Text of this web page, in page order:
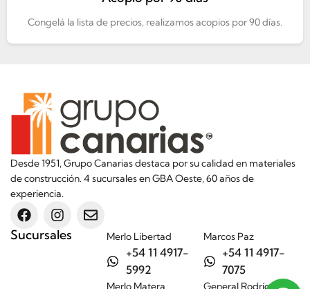
Congelá la lista de precios, realizamos acopios por 90 días.
Desde 1951, Grupo Canarias destaca por su calidad en materiales
de construcción. 4 sucursales en GBA Oeste, 60 años de
experiencia.
Sucursales Merlo Libertad
+54 11 4917-
5992
Merlo Matera
Marcos Paz
+54 11 4917-
7075
General Rodríguez